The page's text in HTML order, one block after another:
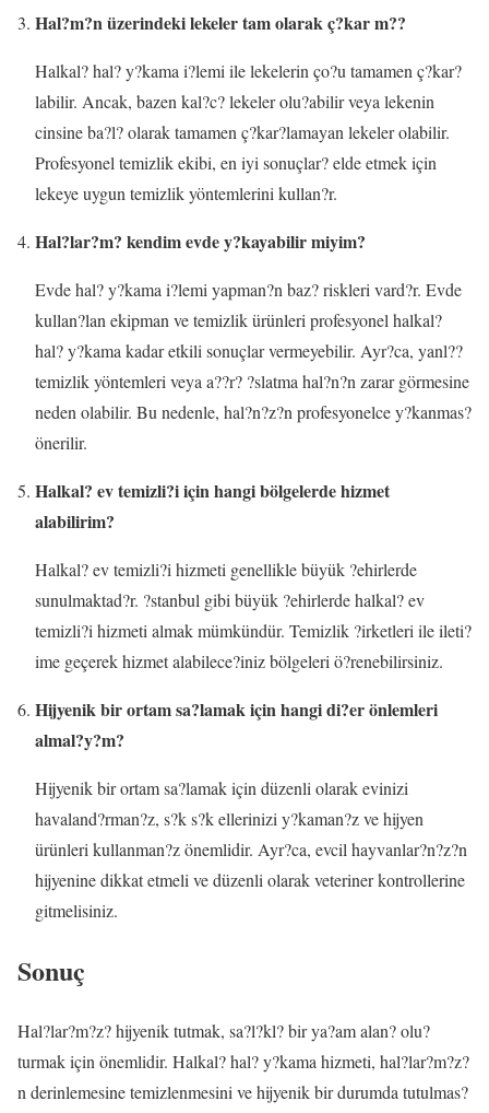
Hal?m?n üzerindeki lekeler tam olarak ç?kar m??
Halkal? hal? y?kama i?lemi ile lekelerin ço?u tamamen ç?kar?
labilir. Ancak, bazen kal?c? lekeler olu?abilir veya lekenin
cinsine ba?l? olarak tamamen ç?kar?lamayan lekeler olabilir.
Profesyonel temizlik ekibi, en iyi sonuçlar? elde etmek için
lekeye uygun temizlik yöntemlerini kullan?r.
Hal?lar?m? kendim evde y?kayabilir miyim?
Evde hal? y?kama i?lemi yapman?n baz? riskleri vard?r. Evde
kullan?lan ekipman ve temizlik ürünleri profesyonel halkal?
hal? y?kama kadar etkili sonuçlar vermeyebilir. Ayr?ca, yanl??
temizlik yöntemleri veya a??r? ?slatma hal?n?n zarar görmesine
neden olabilir. Bu nedenle, hal?n?z?n profesyonelce y?kanmas?
önerilir.
Halkal? ev temizli?i için hangi bölgelerde hizmet
alabilirim?
Halkal? ev temizli?i hizmeti genellikle büyük ?ehirlerde
sunulmaktad?r. ?stanbul gibi büyük ?ehirlerde halkal? ev
temizli?i hizmeti almak mümkündür. Temizlik ?irketleri ile ileti?
ime geçerek hizmet alabilece?iniz bölgeleri ö?renebilirsiniz.
Hijyenik bir ortam sa?lamak için hangi di?er önlemleri
almal?y?m?
Hijyenik bir ortam sa?lamak için düzenli olarak evinizi
havaland?rman?z, s?k s?k ellerinizi y?kaman?z ve hijyen
ürünleri kullanman?z önemlidir. Ayr?ca, evcil hayvanlar?n?z?n
hijyenine dikkat etmeli ve düzenli olarak veteriner kontrollerine
gitmelisiniz.
Sonuç
Hal?lar?m?z? hijyenik tutmak, sa?l?kl? bir ya?am alan? olu?
turmak için önemlidir. Halkal? hal? y?kama hizmeti, hal?lar?m?z?
n derinlemesine temizlenmesini ve hijyenik bir durumda tutulmas?